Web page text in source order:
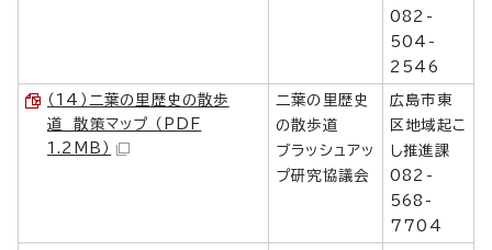
082-
504-
2546
（14）二葉の里歴史の散歩
道 散策マップ （PDF
1.2MB）
二葉の里歴史
の散歩道
ブラッシュアッ
プ研究協議会
広島市東
区地域起こ
し推進課
082-
568-
7704